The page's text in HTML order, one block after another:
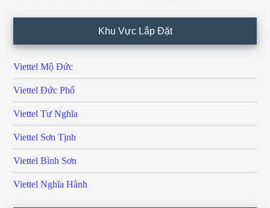
Khu Vực Lắp Đặt
Viettel Mộ Đức
Viettel Đức Phổ
Viettel Tư Nghĩa
Viettel Sơn Tịnh
Viettel Bình Sơn
Viettel Nghĩa Hành